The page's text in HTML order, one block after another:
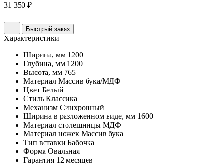
31 350 ₽
Быстрый заказ
Характеристики
Ширина, мм 1200
Глубина, мм 1200
Высота, мм 765
Материал Массив бука/МДФ
Цвет Белый
Стиль Классика
Механизм Синхронный
Ширина в разложенном виде, мм 1600
Материал столешницы МДФ
Материал ножек Массив бука
Тип вставки Бабочка
Форма Овальная
Гарантия 12 месяцев